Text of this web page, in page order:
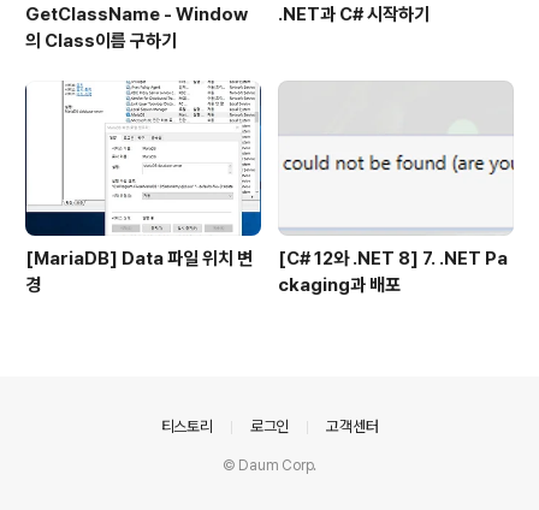
GetClassName - Window
의 Class이름 구하기
.NET과 C# 시작하기
[MariaDB] Data 파일 위치 변
경
[C# 12와 .NET 8] 7. .NET Pa
ckaging과 배포
티스토리 로그인 고객센터
© Daum Corp.